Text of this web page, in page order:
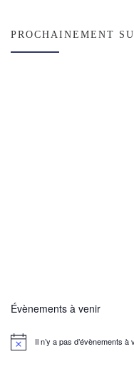
PROCHAINEMENT
Évènements à venir
Il n’y a pas d’évènements à